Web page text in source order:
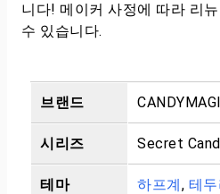
니다! 메이커 사정에 따라 리
수 있습니다.
브랜드
시리즈 Secret
테마 하프계, 테